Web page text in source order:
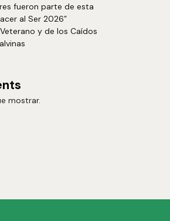
fueron parte de esta
al Ser 2026”
y de los Caídos
mostrar.